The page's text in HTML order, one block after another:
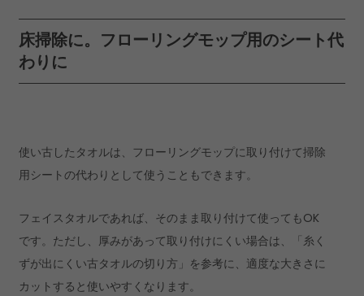
床掃除に。フローリングモップ用のシート代
わりに
使い古したタオルは、フローリングモップに取り付けて掃除
用シートの代わりとして使うこともできます。
フェイスタオルであれば、そのまま取り付けて使ってもOK
です。ただし、厚みがあって取り付けにくい場合は、「糸く
ずが出にくい古タオルの切り方」を参考に、適度な大きさに
カットすると使いやすくなります。